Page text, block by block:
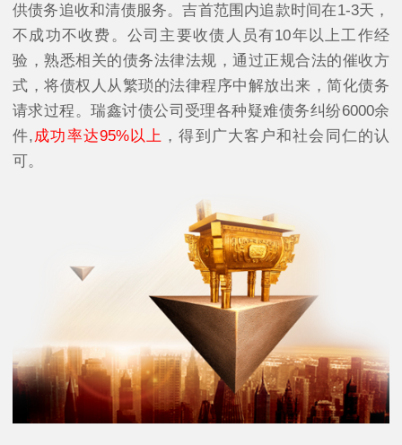
供债务追收和清债服务。吉首范围内追款时间在1-3天，
不成功不收费。公司主要收债人员有10年以上工作经
验，熟悉相关的债务法律法规，通过正规合法的催收方
式，将债权人从繁琐的法律程序中解放出来，简化债务
请求过程。瑞鑫讨债公司受理各种疑难债务纠纷6000余
件, 成功率达95%以上 ，得到广大客户和社会同仁的认
可。